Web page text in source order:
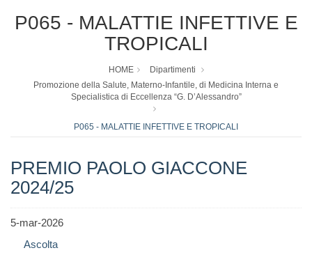
P065 - MALATTIE INFETTIVE E
TROPICALI
HOME
Dipartimenti
Promozione della Salute, Materno-Infantile, di Medicina Interna e
Specialistica di Eccellenza “G. D’Alessandro”
P065 - MALATTIE INFETTIVE E TROPICALI
PREMIO PAOLO GIACCONE
2024/25
5-mar-2026
Ascolta